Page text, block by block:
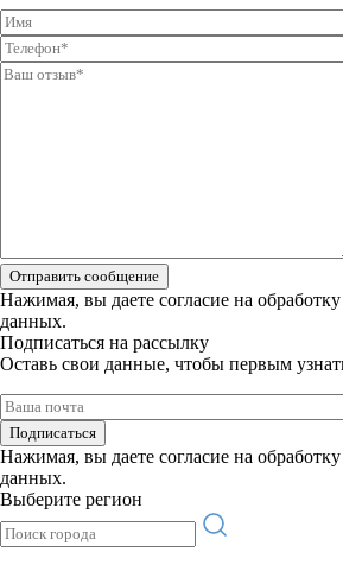
Отправить сообщение
Нажимая, вы даете согласие на
данных.
Подписаться на рассылку
Оставь свои данные, чтобы первым
Подписаться
Нажимая, вы даете согласие на
данных.
Выберите регион